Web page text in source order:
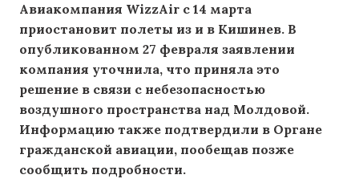
Авиакомпания WizzAir с 14 марта
приостановит полеты из и в Кишинев. В
опубликованном 27 февраля заявлении
компания уточнила, что приняла это
решение в связи с небезопасностью
воздушного пространства над Молдовой.
Информацию также подтвердили в Органе
гражданской авиации, пообещав позже
сообщить подробности.